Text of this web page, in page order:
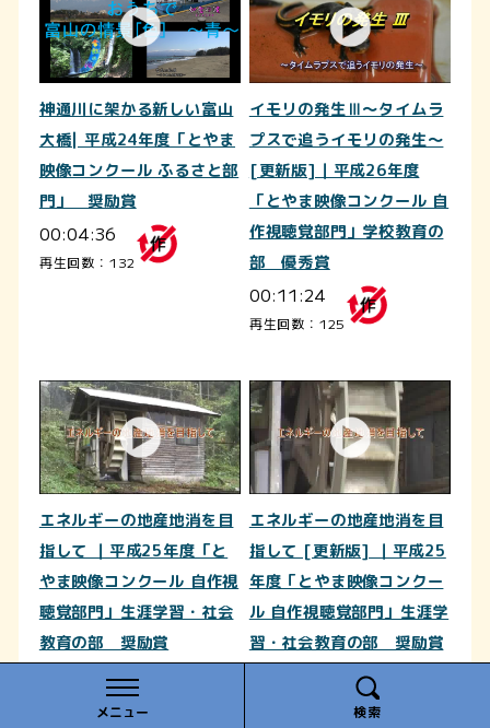
メニュー 検索
神通川に架かる新しい富山
大橋| 平成24年度「とやま
映像コンクール ふるさと部
門」 奨励賞
00:04:36
再生回数：132
イモリの発生Ⅲ～タイムラ
プスで追うイモリの発生～
[更新版]｜平成26年度
「とやま映像コンクール 自
作視聴覚部門」学校教育の
部 優秀賞
00:11:24
再生回数：125
エネルギーの地産地消を目
指して ｜平成25年度「と
やま映像コンクール 自作視
聴覚部門」生涯学習・社会
教育の部 奨励賞
00:20:52
再生回数：49
エネルギーの地産地消を目
指して [更新版] ｜平成25
年度「とやま映像コンクー
ル 自作視聴覚部門」生涯学
習・社会教育の部 奨励賞